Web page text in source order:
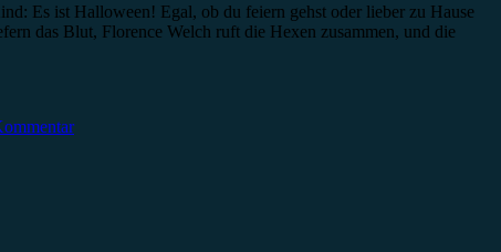
Es ist Halloween! Egal, ob du feiern gehst oder lieber zu Hause
das Blut, Florence Welch ruft die Hexen zusammen, und die